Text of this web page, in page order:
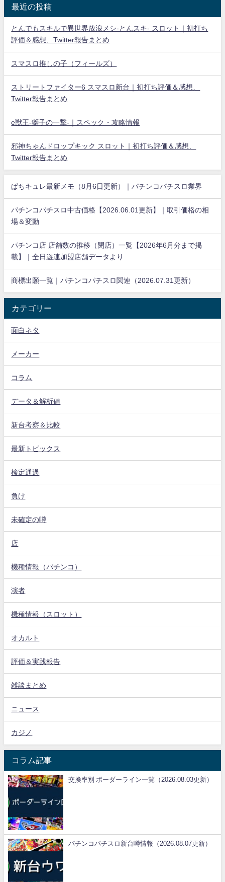
最近の投稿
とんでもスキルで異世界放浪メシ-とんスキ- スロット｜初打ち
評価＆感想、Twitter報告まとめ
スマスロ推しの子（フィールズ）
ストリートファイター6 スマスロ新台｜初打ち評価＆感想、
Twitter報告まとめ
e獣王-獅子の一撃-｜スペック・攻略情報
邪神ちゃんドロップキック スロット｜初打ち評価＆感想、
Twitter報告まとめ
ぱちキュレ最新メモ（8月6日更新）｜パチンコパチスロ業界
パチンコパチスロ中古価格【2026.06.01更新】｜取引価格の相
場＆変動
パチンコ店 店舗数の推移（閉店）一覧【2026年6月分まで掲
載】｜全日遊連加盟店舗データより
商標出願一覧｜パチンコパチスロ関連（2026.07.31更新）
カテゴリー
面白ネタ
メーカー
コラム
データ＆解析値
新台考察＆比較
最新トピックス
検定通過
負け
未確定の噂
店
機種情報（パチンコ）
演者
機種情報（スロット）
オカルト
評価＆実践報告
雑談まとめ
ニュース
カジノ
コラム記事
交換率別 ボーダーライン一覧（2026.08.03更新）
パチンコパチスロ新台噂情報（2026.08.07更新）